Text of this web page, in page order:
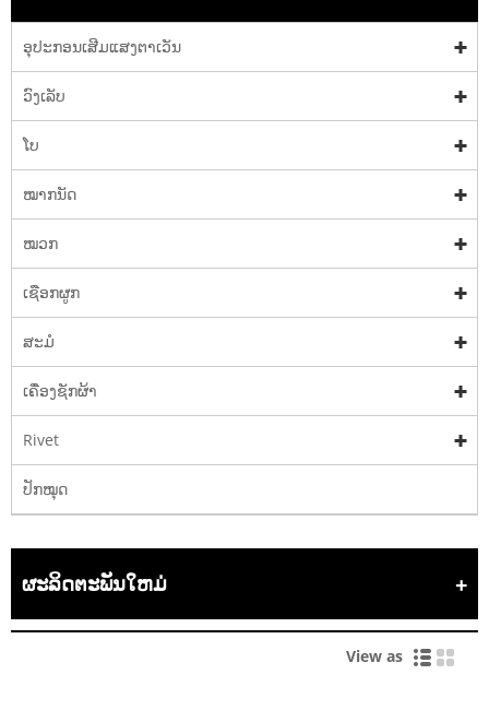
ອຸປະກອນເສີມແສງຕາເວັນ
ວົງເລັບ
ໂບ
ໝາກນັດ
ໝວກ
ເຊືອກຜູກ
ສະມໍ
ເຄື່ອງຊັກຜ້າ
Rivet
ປັກໝຸດ
ຜະລິດຕະພັນໃຫມ່
View as